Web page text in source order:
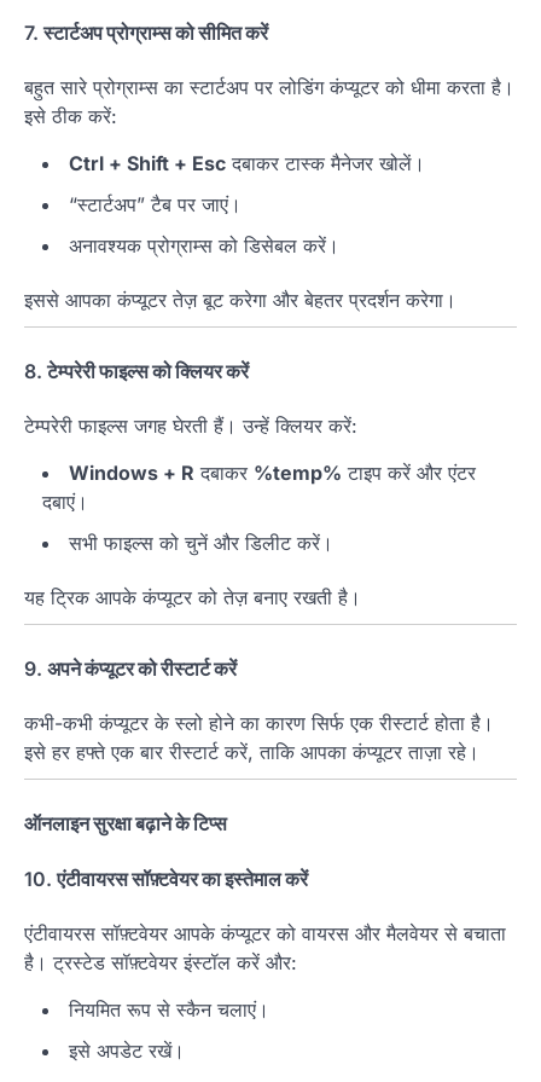
7.स्टार्टअप प्रोग्राम्स को सीमित करें
बहुत सारे प्रोग्राम्स का स्टार्टअप पर लोडिंग कंप्यूटर को धीमा करता है।
इसे ठीक करें:
Ctrl + Shift + Esc दबाकर टास्क मैनेजर खोलें।
“स्टार्टअप” टैब पर जाएं।
अनावश्यक प्रोग्राम्स को डिसेबल करें।
इससे आपका कंप्यूटर तेज़ बूट करेगा और बेहतर प्रदर्शन करेगा।
8.टेम्परेरी फाइल्स को क्लियर करें
टेम्परेरी फाइल्स जगह घेरती हैं। उन्हें क्लियर करें:
Windows + R दबाकर %temp% टाइप करें और एंटर
दबाएं।
सभी फाइल्स को चुनें और डिलीट करें।
यह ट्रिक आपके कंप्यूटर को तेज़ बनाए रखती है।
9. अपने कंप्यूटर को रीस्टार्ट करें
कभी-कभी कंप्यूटर के स्लो होने का कारण सिर्फ एक रीस्टार्ट होता है।
इसे हर हफ्ते एक बार रीस्टार्ट करें, ताकि आपका कंप्यूटर ताज़ा रहे।
ऑनलाइन सुरक्षा बढ़ाने के टिप्स
10.एंटीवायरस सॉफ़्टवेयर का इस्तेमाल करें
एंटीवायरस सॉफ़्टवेयर आपके कंप्यूटर को वायरस और मैलवेयर से बचाता
है। ट्रस्टेड सॉफ़्टवेयर इंस्टॉल करें और:
नियमित रूप से स्कैन चलाएं।
इसे अपडेट रखें।